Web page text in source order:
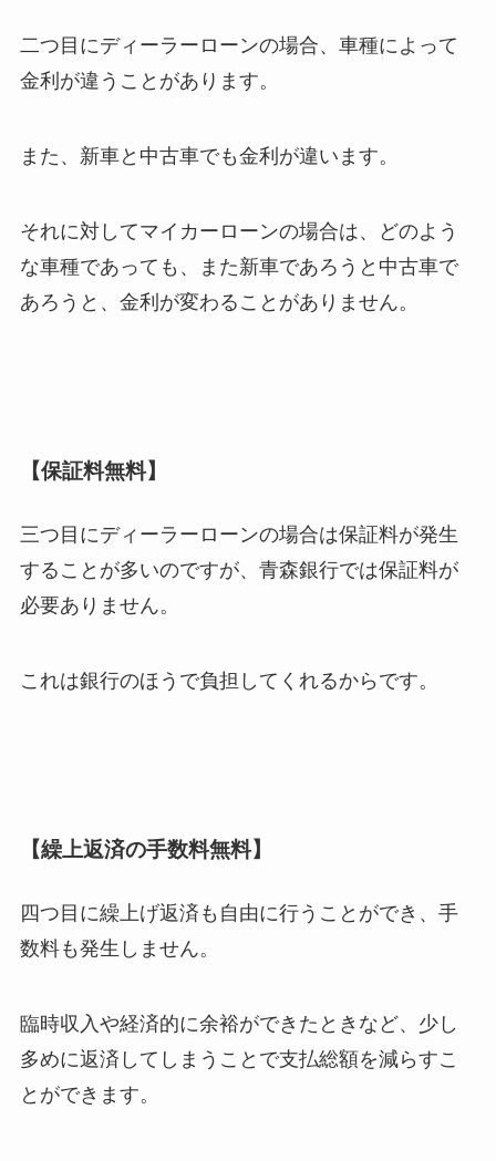
二つ目にディーラーローンの場合、車種によって
金利が違うことがあります。
また、新車と中古車でも金利が違います。
それに対してマイカーローンの場合は、どのよう
な車種であっても、また新車であろうと中古車で
あろうと、金利が変わることがありません。
【保証料無料】
三つ目にディーラーローンの場合は保証料が発生
することが多いのですが、青森銀行では保証料が
必要ありません。
これは銀行のほうで負担してくれるからです。
【繰上返済の手数料無料】
四つ目に繰上げ返済も自由に行うことができ、手
数料も発生しません。
臨時収入や経済的に余裕ができたときなど、少し
多めに返済してしまうことで支払総額を減らすこ
とができます。